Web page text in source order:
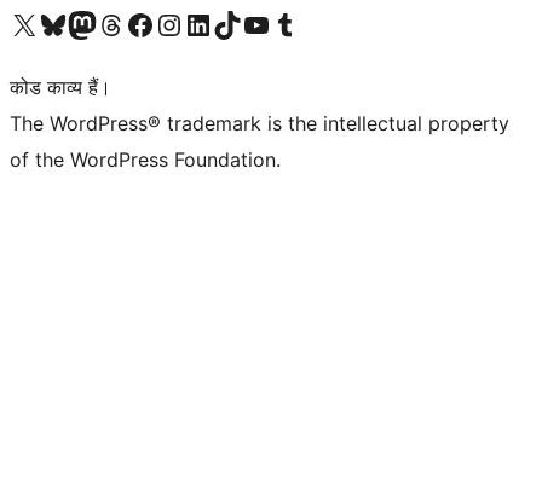
Visit our X (formerly Twitter) account
हमारे बलुस्की खाते पर जाएँVisit our Mastodon account
हमारे थ्रेड्स अकाउंट पर जाएंहमारे फेसबुक पेज पर जाएँहमारे इंस्टाग्राम अकाउंट पर जाएंहमारे लिंक्डइन खाते पर जाएँहमारे टिकटॉक खाते पर जाएँहमारे यूट्यूब चैनल पर जाएंहमारे Tumblr खाते पर जाएँ
कोड काव्य हैं।
The WordPress® trademark is the intellectual property
of the WordPress Foundation.